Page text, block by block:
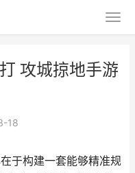
攻城掠地手游
18
于构建一套能够精准规